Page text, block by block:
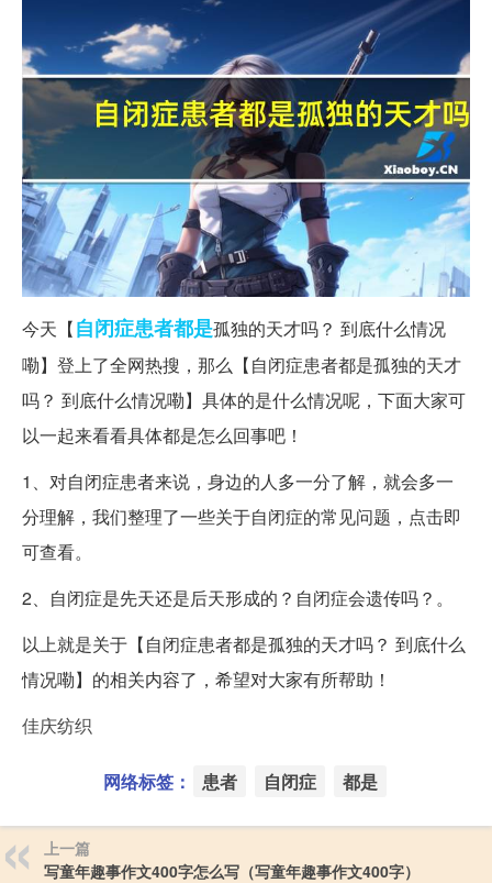
今天【自闭症患者都是孤独的天才吗？ 到底什么情况
嘞】登上了全网热搜，那么【自闭症患者都是孤独的天才
吗？ 到底什么情况嘞】具体的是什么情况呢，下面大家可
以一起来看看具体都是怎么回事吧！
1、对自闭症患者来说，身边的人多一分了解，就会多一
分理解，我们整理了一些关于自闭症的常见问题，点击即
可查看。
2、自闭症是先天还是后天形成的？自闭症会遗传吗？。
以上就是关于【自闭症患者都是孤独的天才吗？ 到底什么
情况嘞】的相关内容了，希望对大家有所帮助！
佳庆纺织
网络标签： 患者 自闭症 都是
上一篇
写童年趣事作文400字怎么写（写童年趣事作文400字）